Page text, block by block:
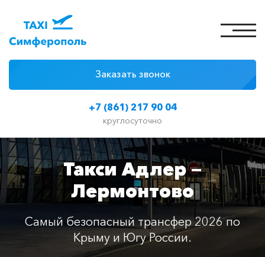
+7 (861) 217 90 04
круглосуточно
Заказать звонок
Цены на такси
Классы автомобилей
Отзывы
Контакты
Такси Адлер —
Лермонтово
Самый безопасный трансфер 2026 по
Крыму и Югу России.